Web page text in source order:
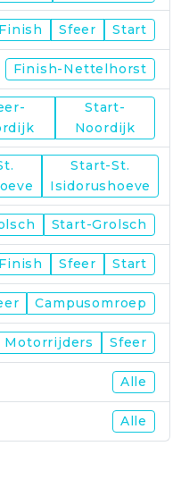
Finish Sfeer Start
Finish-Nettelhorst
Start-
Noordijk
Start-St.
Isidorushoeve
Start-Grolsch
Finish Sfeer Start
Campusomroep
Motorrijders Sfeer
Alle
Alle